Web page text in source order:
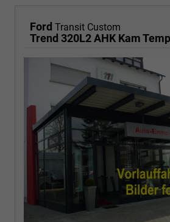
Ford Transit Custom
Trend 320L2 AHK Kam